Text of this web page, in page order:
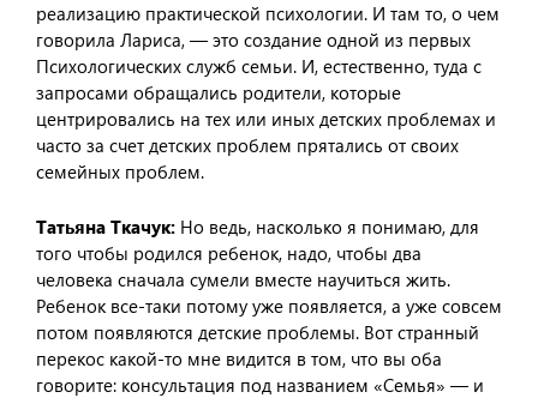
реализацию практической психологии. И там то, о чем
говорила Лариса, — это создание одной из первых
Психологических служб семьи. И, естественно, туда с
запросами обращались родители, которые
центрировались на тех или иных детских проблемах и
часто за счет детских проблем прятались от своих
семейных проблем.
Татьяна Ткачук: Но ведь, насколько я понимаю, для
того чтобы родился ребенок, надо, чтобы два
человека сначала сумели вместе научиться жить.
Ребенок все-таки потому уже появляется, а уже совсем
потом появляются детские проблемы. Вот странный
перекос какой-то мне видится в том, что вы оба
говорите: консультация под названием «Семья» — и